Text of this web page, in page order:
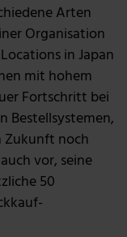
Arten
Organisation
in Japan
mit hohem
Fortschritt bei
Bestellsystemen,
Zukunft noch
vor, seine
50